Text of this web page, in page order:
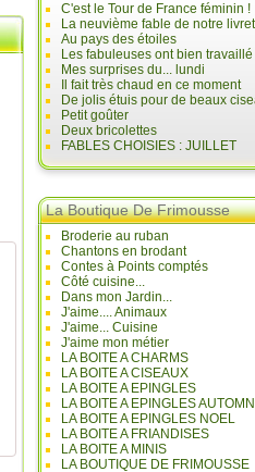
C'est le Tour de France féminin !
La neuvième fable de notre
Au pays des étoiles
Les fabuleuses ont bien travaillé
Mes surprises du... lundi
Il fait très chaud en ce moment
De jolis étuis pour de beaux
Petit goûter
Deux bricolettes
FABLES CHOISIES : JUILLET
La Boutique De Frimousse
Broderie au ruban
Chantons en brodant
Contes à Points comptés
Côté cuisine...
Dans mon Jardin...
J'aime.... Animaux
J'aime... Cuisine
J'aime mon métier
LA BOITE A CHARMS
LA BOITE A CISEAUX
LA BOITE A EPINGLES
LA BOITE A EPINGLES
LA BOITE A EPINGLES NOEL
LA BOITE A FRIANDISES
LA BOITE A MINIS
LA BOUTIQUE DE FRIMOUSSE